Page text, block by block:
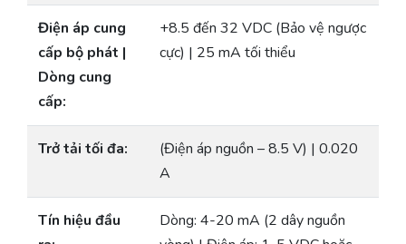
Điện áp cung
cấp bộ phát |
Dòng cung
cấp:
+8.5 đến 32 VDC (Bảo vệ ngược
cực) | 25 mA tối thiểu
Trở tải tối đa:
(Điện áp nguồn – 8.5 V) | 0.020
A
Tín hiệu đầu
Dòng: 4-20 mA (2 dây nguồn